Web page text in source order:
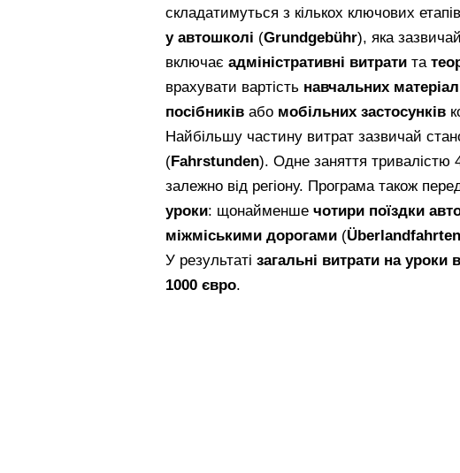
складатимуться з кількох ключових
у автошколі (Grundgebühr), яка
включає адміністративні витрати та
врахувати вартість навчальних
посібників або мобільних застосунків
Найбільшу частину витрат зазвичай
(Fahrstunden). Одне заняття тривалістю
залежно від регіону. Програма також
уроки: щонайменше чотири поїздки
міжміськими дорогами (Überlandfahrten
У результаті загальні витрати на уроки
1000 євро.